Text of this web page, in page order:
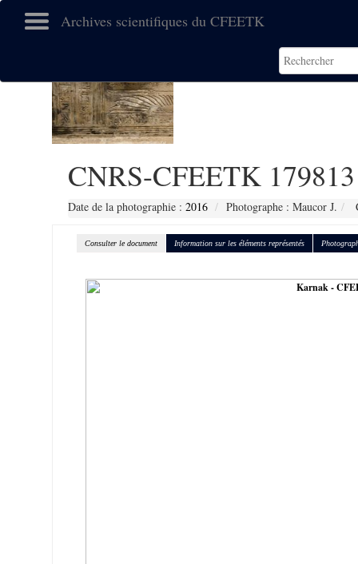
Archives scientifiques du CFEETK
CNRS-CFEETK 179813
Date de la photographie : 2016 Photographe : Maucor J.
Consulter le document Information sur les éléments représentés